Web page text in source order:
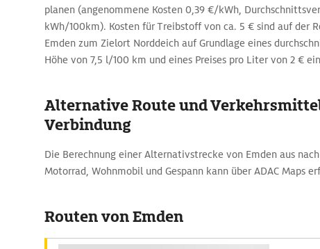
planen (angenommene Kosten 0,39 €/kWh,
kWh/100km). Kosten für Treibstoff von ca. 5 € sind auf der
Emden zum Zielort Norddeich auf Grundlage eines
Höhe von 7,5 l/100 km und eines Preises pro Liter von 2 €
Alternative Route und
Verbindung
Die Berechnung einer Alternativstrecke von Emden aus
Motorrad, Wohnmobil und Gespann kann über ADAC Maps
Routen von Emden